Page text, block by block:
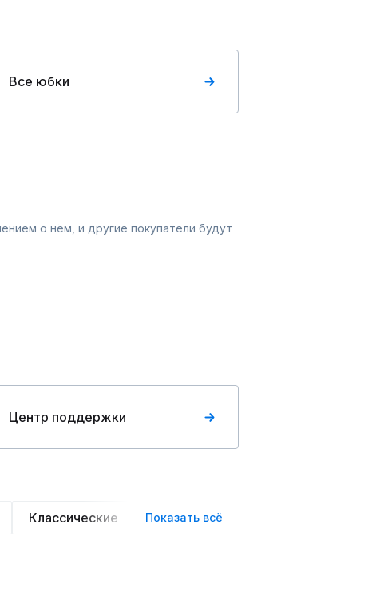
Все юбки
о нём, и другие покупатели будут
Центр поддержки
Классические Пышные
Показать всё